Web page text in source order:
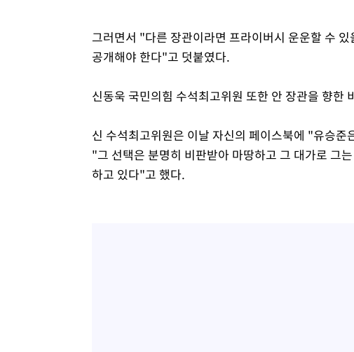
그러면서 "다른 장관이라면 프라이버시 운운할 수
공개해야 한다"고 덧붙였다.
신동욱 국민의힘 수석최고위원 또한 안 장관을 향한
신 수석최고위원은 이날 자신의 페이스북에 "유승
"그 선택은 분명히 비판받아 마땅하고 그 대가로 그
하고 있다"고 했다.